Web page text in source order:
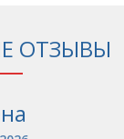
ОТЗЫВЫ